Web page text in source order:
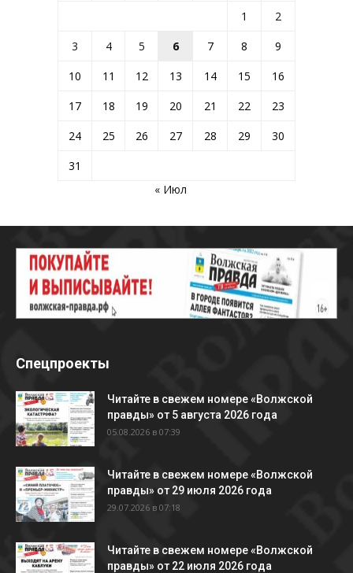
1
2
3
4 5 6 7 8
9
10
11 12 13 14 15
16
17
18 19 20 21 22
23
24
25 26 27 28 29
30
31
« Июл
Спецпроекты
Читайте в свежем номере «Волжской
правды» от 5 августа 2026 года
05.08.2026 в 07:39
Читайте в свежем номере «Волжской
правды» от 29 июля 2026 года
29.07.2026 в 07:18
Читайте в свежем номере «Волжской
правды» от 22 июля 2026 года